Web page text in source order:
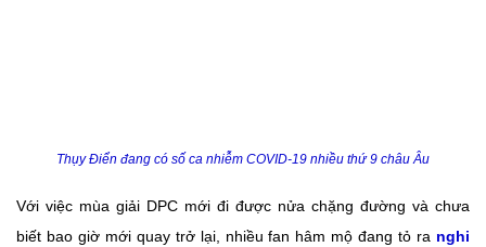
Thụy Điển đang có số ca nhiễm COVID-19 nhiều thứ 9 châu Âu
Với việc mùa giải DPC mới đi được nửa chặng đường và chưa
biết bao giờ mới quay trở lại, nhiều fan hâm mộ đang tỏ ra nghi